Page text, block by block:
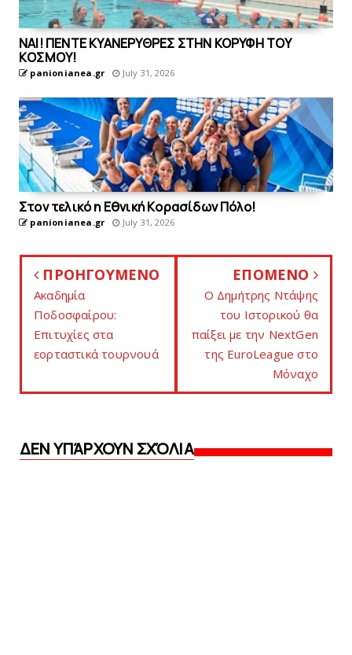
ΝΑΙ! ΠΕΝΤΕ ΚΥΑΝΕΡΥΘΡΕΣ ΣΤΗΝ ΚΟΡΥΦΗ ΤΟΥ
ΚOΣΜΟΥ!
panionianea.gr July 31, 2026
Στον τελικό η Eθνική Kορασίδων Πόλο!
panionianea.gr July 31, 2026
ΠΡΟΗΓΟΥΜΕΝΟ
Aκαδημία
Ποδοσφαίρου:
Επιτυχίες στα
εορταστικά τουρνουά
ΕΠΟΜΕΝΟ
Ο Δημήτρης Ντάψης
του Ιστορικού θα
παίξει με την NextGen
της EuroLeague στο
Μόναχο
ΔΕΝ ΥΠΆΡΧΟΥΝ ΣΧΌΛΙΑ